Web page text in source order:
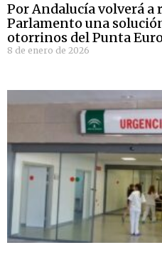
Por Andalucía volverá a
Parlamento una
otorrinos del Punta
8 de enero de 2026